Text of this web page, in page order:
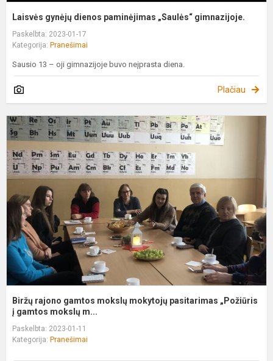
Laisvės gynėjų dienos paminėjimas „Saulės“ gimnazijoje.
Paskelbta: 2023-01-17
Kategorija: Pranešimai
Sausio 13 – oji gimnazijoje buvo neįprasta diena.
Plačiau
Biržų rajono gamtos mokslų mokytojų pasitarimas „Požiūris
į gamtos mokslų m...
Paskelbta: 2023-01-11
Kategorija: Pranešimai